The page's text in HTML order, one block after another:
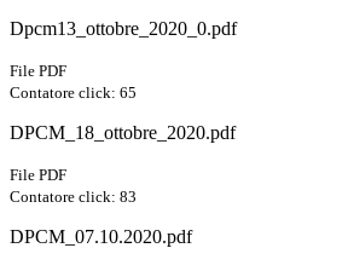
Dpcm13_ottobre_2020_0.pdf
File PDF
Contatore click: 65
DPCM_18_ottobre_2020.pdf
File PDF
Contatore click: 83
DPCM_07.10.2020.pdf